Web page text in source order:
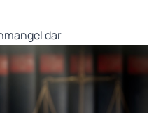
dar